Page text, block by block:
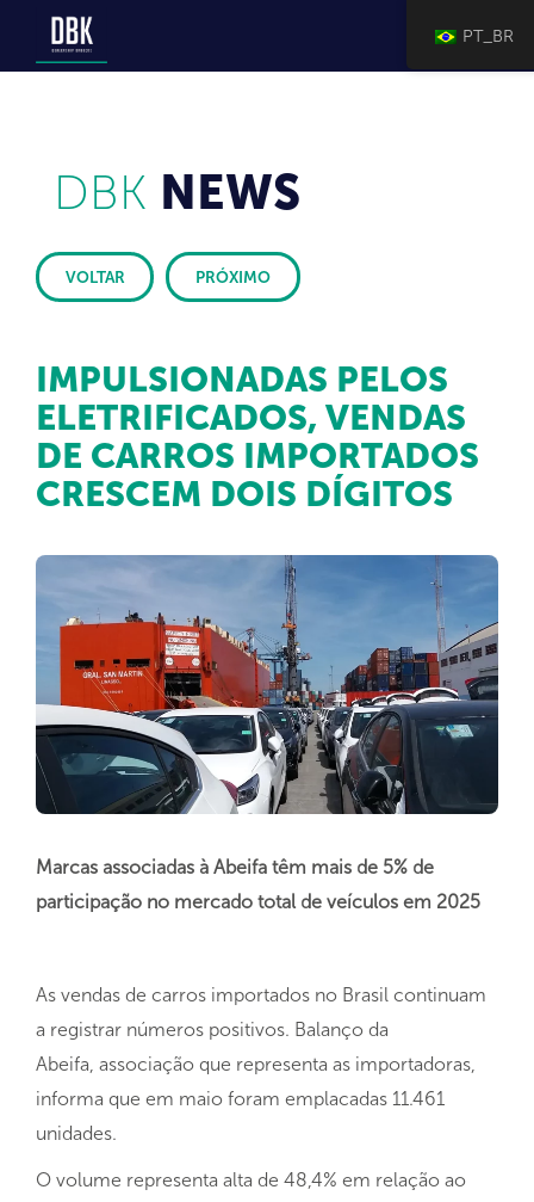
DBK NEWS
VOLTAR PRÓXIMO
IMPULSIONADAS PELOS
ELETRIFICADOS, VENDAS
DE CARROS IMPORTADOS
CRESCEM DOIS DÍGITOS
Marcas associadas à Abeifa têm mais de 5% de
participação no mercado total de veículos em 2025
As vendas de carros importados no Brasil continuam
a registrar números positivos. Balanço da
Abeifa, associação que representa as importadoras,
informa que em maio foram emplacadas 11.461
unidades.
O volume representa alta de 48,4% em relação ao
PT_BR